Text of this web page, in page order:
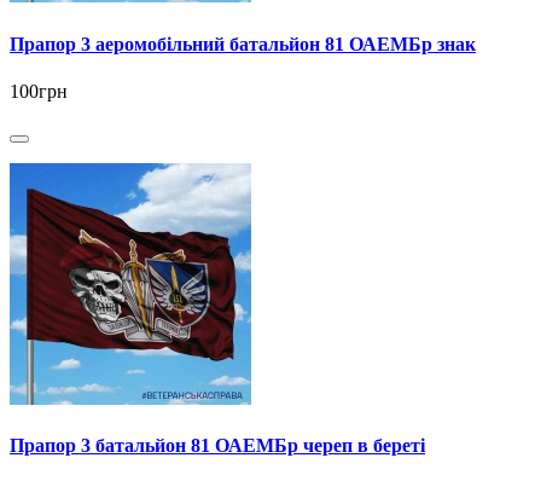
Прапор 3 аеромобільний батальйон 81 ОАЕМБр знак
100грн
Прапор 3 батальйон 81 ОАЕМБр череп в береті